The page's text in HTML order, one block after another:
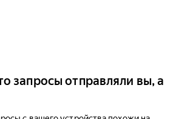
запросы отправляли вы, а